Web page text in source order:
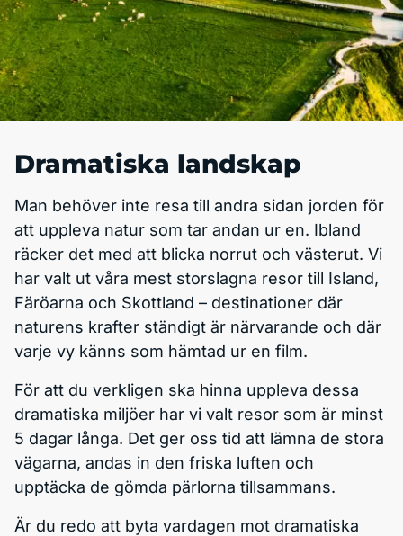
Dramatiska landskap
Man behöver inte resa till andra sidan jorden för
att uppleva natur som tar andan ur en. Ibland
räcker det med att blicka norrut och västerut. Vi
har valt ut våra mest storslagna resor till Island,
Färöarna och Skottland – destinationer där
naturens krafter ständigt är närvarande och där
varje vy känns som hämtad ur en film.
För att du verkligen ska hinna uppleva dessa
dramatiska miljöer har vi valt resor som är minst
5 dagar långa. Det ger oss tid att lämna de stora
vägarna, andas in den friska luften och
upptäcka de gömda pärlorna tillsammans.
Är du redo att byta vardagen mot dramatiska